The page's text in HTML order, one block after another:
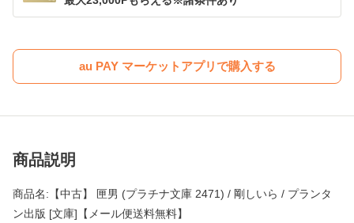
au PAY マーケットアプリで購入する
商品説明
商品名:【中古】 匣男 (プラチナ文庫 2471) / 剛しいら / プランタ
ン出版 [文庫]【メール便送料無料】